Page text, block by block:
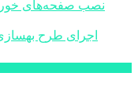
اجرای طرح بهسازی معابر در ۵۵